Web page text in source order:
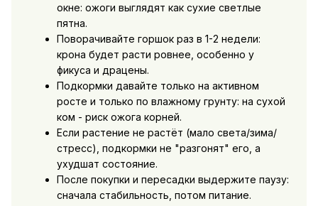
окне: ожоги выглядят как сухие светлые
пятна.
Поворачивайте горшок раз в 1-2 недели:
крона будет расти ровнее, особенно у
фикуса и драцены.
Подкормки давайте только на активном
росте и только по влажному грунту: на сухой
ком - риск ожога корней.
Если растение не растёт (мало света/зима/
стресс), подкормки не "разгонят" его, а
ухудшат состояние.
После покупки и пересадки выдержите паузу:
сначала стабильность, потом питание.